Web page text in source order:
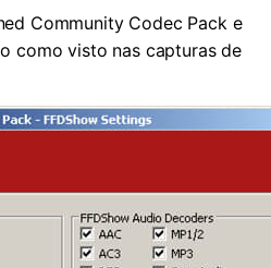
Community Codec Pack e
como visto nas capturas de